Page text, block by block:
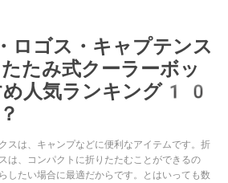
ゴス・キャプテンス
たみ式クーラーボッ
め人気ランキング10
スは、キャンプなどに便利なアイテムです。折
は、コンパクトに折りたたむことができるの
したい場合に最適だからです。とはいっても数